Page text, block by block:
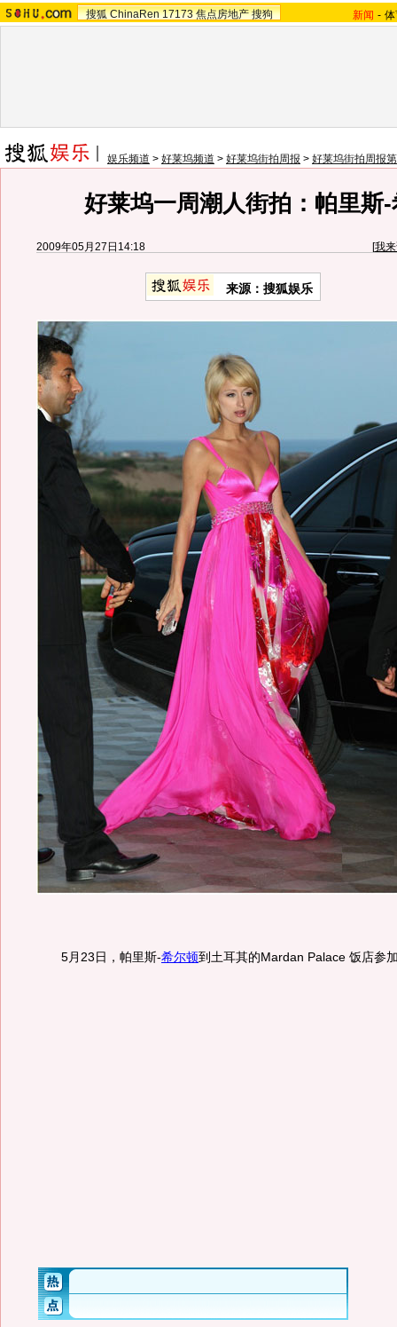
搜狐 ChinaRen 17173 焦点房地产 搜狗 新闻 -
娱乐频道 > 好莱坞频道 > 好莱坞街拍周报 > 好莱坞街拍周报
好莱坞一周潮人街拍：帕里斯
2009年05月27日14:18 [我
来源： 搜狐娱乐
5月23日，帕里斯-希尔顿到土耳其的Mardan Palace 饭店参